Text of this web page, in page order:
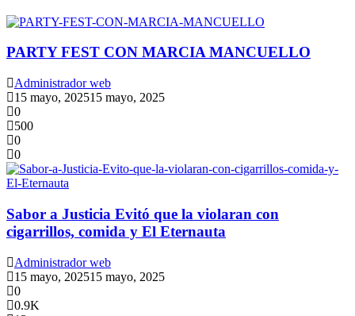
PARTY FEST CON MARCIA MANCUELLO
Administrador web
15 mayo, 202515 mayo, 2025
0
500
0
0
Sabor a Justicia Evitó que la violaran con
cigarrillos, comida y El Eternauta
Administrador web
15 mayo, 202515 mayo, 2025
0
0.9K